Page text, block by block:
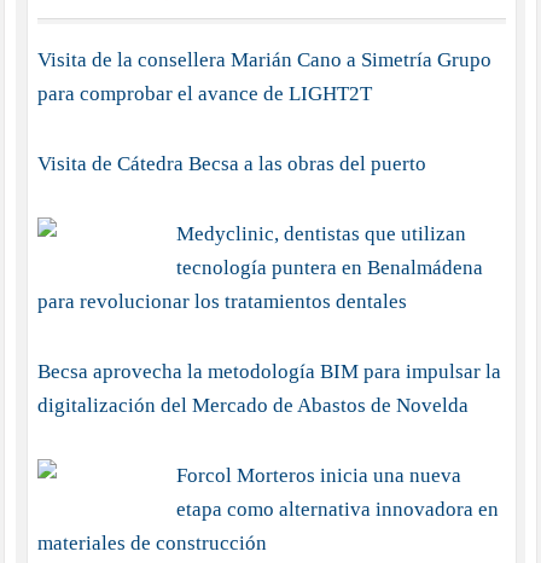
Visita de la consellera Marián Cano a Simetría Grupo
para comprobar el avance de LIGHT2T
Visita de Cátedra Becsa a las obras del puerto
Medyclinic, dentistas que utilizan
tecnología puntera en Benalmádena
para revolucionar los tratamientos dentales
Becsa aprovecha la metodología BIM para impulsar la
digitalización del Mercado de Abastos de Novelda
Forcol Morteros inicia una nueva
etapa como alternativa innovadora en
materiales de construcción